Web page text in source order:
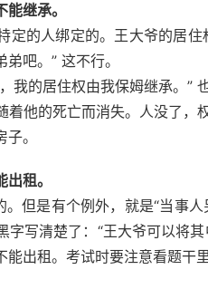
继承。
定的人绑定的。王大爷的居
吧。” 这不行。
我的居住权由我保姆继承。” 也
着他的死亡而消失。人没了，
。
租。
。但是有个例外，就是“当事
写清楚了：“王大爷可以将
出租。考试时要注意看题干